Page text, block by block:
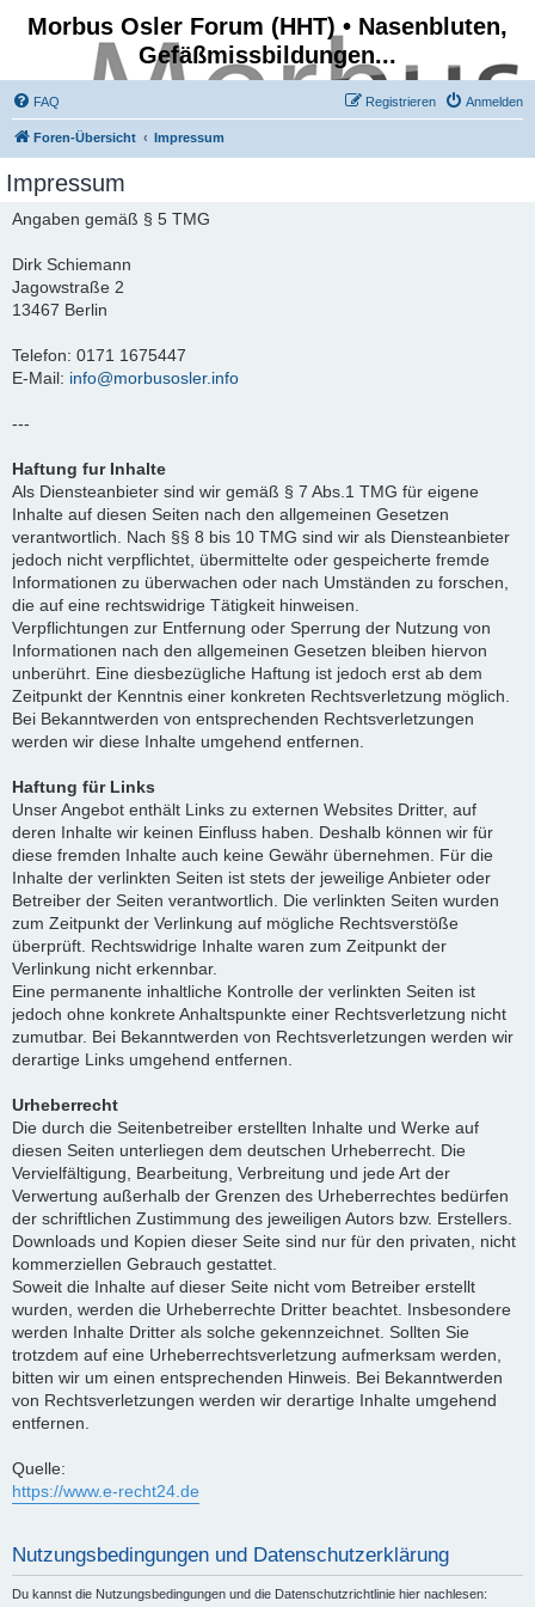
Morbus Osler Forum (HHT) • Nasenbluten,
Gefäßmissbildungen...
FAQ Anmelden
Registrieren
Foren-Übersicht Impressum
Impressum
Angaben gemäß § 5 TMG
Dirk Schiemann
Jagowstraße 2
13467 Berlin
Telefon: 0171 1675447
E-Mail: info@morbusosler.info
---
Haftung fur Inhalte
Als Diensteanbieter sind wir gemäß § 7 Abs.1 TMG für eigene
Inhalte auf diesen Seiten nach den allgemeinen Gesetzen
verantwortlich. Nach §§ 8 bis 10 TMG sind wir als Diensteanbieter
jedoch nicht verpflichtet, übermittelte oder gespeicherte fremde
Informationen zu überwachen oder nach Umständen zu forschen,
die auf eine rechtswidrige Tätigkeit hinweisen.
Verpflichtungen zur Entfernung oder Sperrung der Nutzung von
Informationen nach den allgemeinen Gesetzen bleiben hiervon
unberührt. Eine diesbezügliche Haftung ist jedoch erst ab dem
Zeitpunkt der Kenntnis einer konkreten Rechtsverletzung möglich.
Bei Bekanntwerden von entsprechenden Rechtsverletzungen
werden wir diese Inhalte umgehend entfernen.
Haftung für Links
Unser Angebot enthält Links zu externen Websites Dritter, auf
deren Inhalte wir keinen Einfluss haben. Deshalb können wir für
diese fremden Inhalte auch keine Gewähr übernehmen. Für die
Inhalte der verlinkten Seiten ist stets der jeweilige Anbieter oder
Betreiber der Seiten verantwortlich. Die verlinkten Seiten wurden
zum Zeitpunkt der Verlinkung auf mögliche Rechtsverstöße
überprüft. Rechtswidrige Inhalte waren zum Zeitpunkt der
Verlinkung nicht erkennbar.
Eine permanente inhaltliche Kontrolle der verlinkten Seiten ist
jedoch ohne konkrete Anhaltspunkte einer Rechtsverletzung nicht
zumutbar. Bei Bekanntwerden von Rechtsverletzungen werden wir
derartige Links umgehend entfernen.
Urheberrecht
Die durch die Seitenbetreiber erstellten Inhalte und Werke auf
diesen Seiten unterliegen dem deutschen Urheberrecht. Die
Vervielfältigung, Bearbeitung, Verbreitung und jede Art der
Verwertung außerhalb der Grenzen des Urheberrechtes bedürfen
der schriftlichen Zustimmung des jeweiligen Autors bzw. Erstellers.
Downloads und Kopien dieser Seite sind nur für den privaten, nicht
kommerziellen Gebrauch gestattet.
Soweit die Inhalte auf dieser Seite nicht vom Betreiber erstellt
wurden, werden die Urheberrechte Dritter beachtet. Insbesondere
werden Inhalte Dritter als solche gekennzeichnet. Sollten Sie
trotzdem auf eine Urheberrechtsverletzung aufmerksam werden,
bitten wir um einen entsprechenden Hinweis. Bei Bekanntwerden
von Rechtsverletzungen werden wir derartige Inhalte umgehend
entfernen.
Quelle:
https://www.e-recht24.de
Nutzungsbedingungen und Datenschutzerklärung
Du kannst die Nutzungsbedingungen und die Datenschutzrichtlinie hier nachlesen: